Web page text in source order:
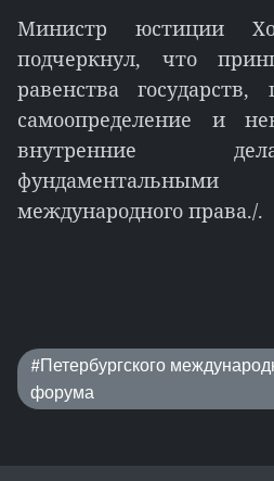
Министр юстиции
подчеркнул, что
равенства
самоопределение и
внутренние
международного права./.
#Петербургского
форума